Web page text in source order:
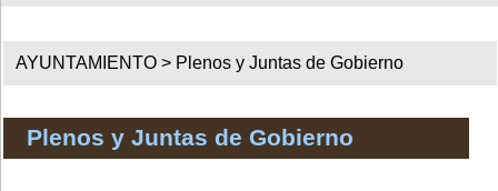
AYUNTAMIENTO > Plenos y Juntas de Gobierno
Plenos y Juntas de Gobierno